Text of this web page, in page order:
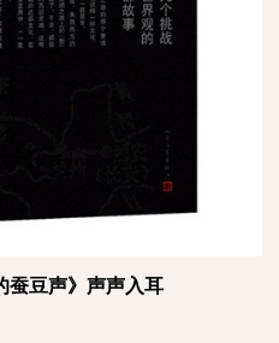
蚕豆声》声声入耳